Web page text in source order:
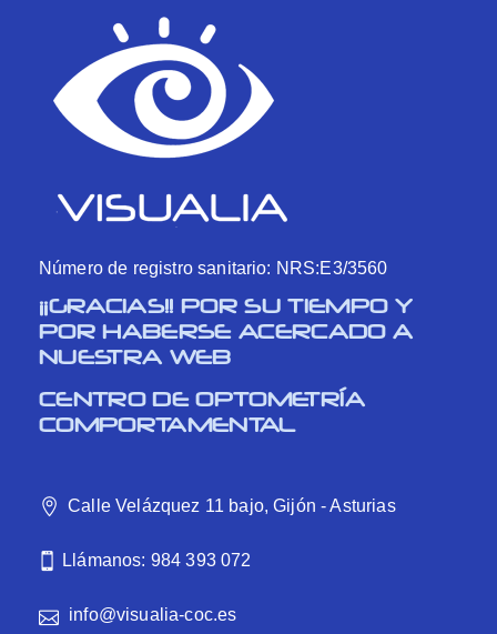
Número de registro sanitario: NRS:E3/3560
¡¡GRACIAS!! POR SU TIEMPO Y
POR HABERSE ACERCADO A
NUESTRA WEB
CENTRO DE OPTOMETRÍA
COMPORTAMENTAL
Calle Velázquez 11 bajo, Gijón - Asturias
Llámanos: 984 393 072
info@visualia-coc.es